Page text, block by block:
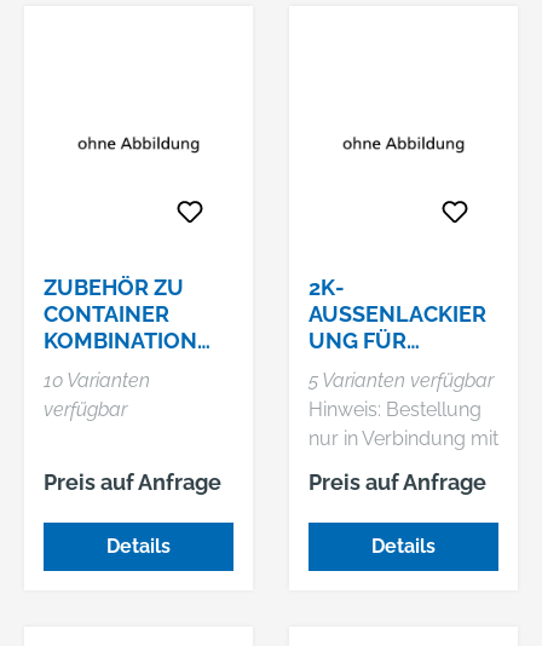
ZUBEHÖR ZU
CONTAINER
KOMBINATION
SSC+ MIT BODEN
10 Varianten
verfügbar
Preis auf Anfrage
Details
2K-
AUSSENLACKIERU
NG FÜR S
CHNELLBAU-C
ONTAINER SC+
5 Varianten verfügbar
Hinweis: Bestellung
nur in Verbindung mit
einer
Containerbestellung
möglich. Bitte RAL-
Farbton angeben.
Preis auf Anfrage
Details